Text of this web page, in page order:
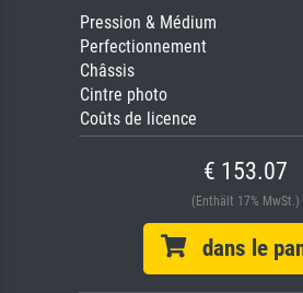
Pression & Médium
Perfectionnement
Châssis
Cintre photo
Coûts de licence
€ 153.07
(Enthält 17% MwSt.)
dans le